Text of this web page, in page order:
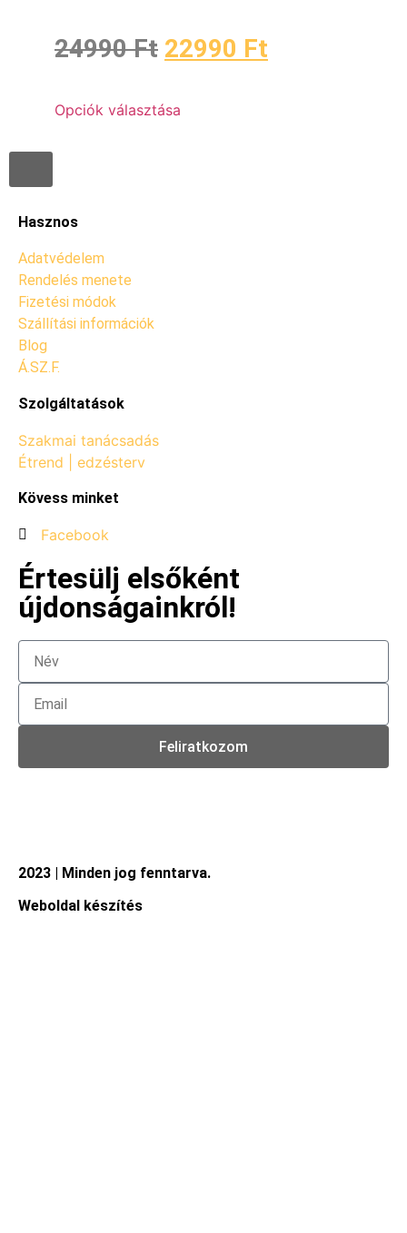
24990Ft 22990 Ft
Opciók választása
Hasznos
Adatvédelem
Rendelés menete
Fizetési módok
Szállítási információk
Blog
Á.SZ.F.
Szolgáltatások
Szakmai tanácsadás
Étrend | edzésterv
Kövess minket
Facebook
Értesülj elsőként
újdonságainkról!
Feliratkozom
2023 | Minden jog fenntarva.
Weboldal készítés